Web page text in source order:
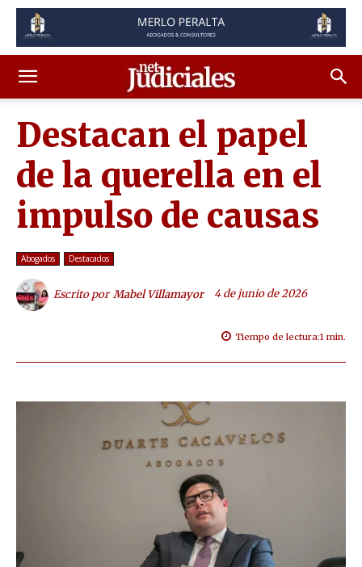
Destacan el papel
de la querella en el
impulso de causas
Abogados Destacados
Escrito por Mabel Villamayor 4 de junio de 2026
Tiempo de lectura:1 min.